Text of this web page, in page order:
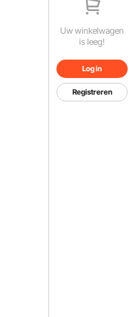
Uw winkelwagen
is leeg!
Log in
Registreren